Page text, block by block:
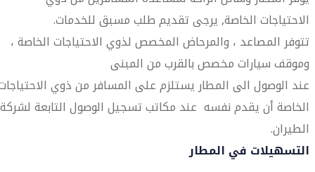
الاحتياجات الخاصة, يرجى تقديم طلب مسبق للخدمات.
تتوفر المصاعد ، والمرحاض المخصص لذوي الاحتياجات الخاصة ،
وموقف سيارات مخصص بالقرب من المبنى
عند الوصول الى المطار يستلزم على المسافر من ذوي
الخاصة أن يقدم نفسه عند مكاتب تسجيل الوصول التابعة لشركة
الطيران.
التسهيلات في المطار